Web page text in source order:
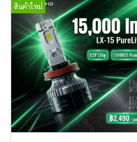
สินค้าใหม่